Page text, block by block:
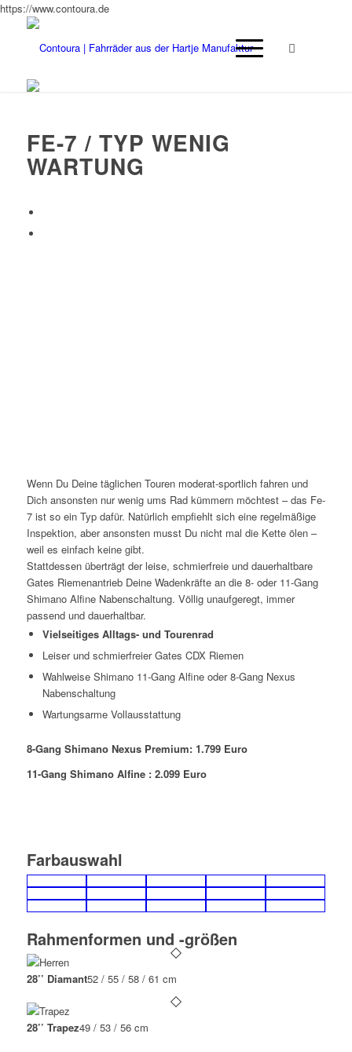
https://www.contoura.de
FE-7 / TYP WENIG
WARTUNG
Wenn Du Deine täglichen Touren moderat-sportlich fahren und
Dich ansonsten nur wenig ums Rad kümmern möchtest – das Fe-
7 ist so ein Typ dafür. Natürlich empfiehlt sich eine regelmäßige
Inspektion, aber ansonsten musst Du nicht mal die Kette ölen –
weil es einfach keine gibt.
Stattdessen überträgt der leise, schmierfreie und dauerhaltbare
Gates Riemenantrieb Deine Wadenkräfte an die 8- oder 11-Gang
Shimano Alfine Nabenschaltung. Völlig unaufgeregt, immer
passend und dauerhaltbar.
Vielseitiges Alltags- und Tourenrad
Leiser und schmierfreier Gates CDX Riemen
Wahlweise Shimano 11-Gang Alfine oder 8-Gang Nexus
Nabenschaltung
Wartungsarme Vollausstattung
8-Gang Shimano Nexus Premium: 1.799 Euro
11-Gang Shimano Alfine : 2.099 Euro
Farbauswahl
Rahmenformen und -größen
28’’ Diamant52 / 55 / 58 / 61 cm
28’’ Trapez49 / 53 / 56 cm